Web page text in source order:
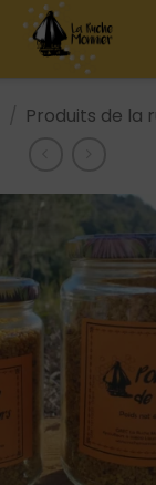
Produits de la